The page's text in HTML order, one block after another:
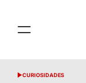
POSTED
CURIOSIDADES